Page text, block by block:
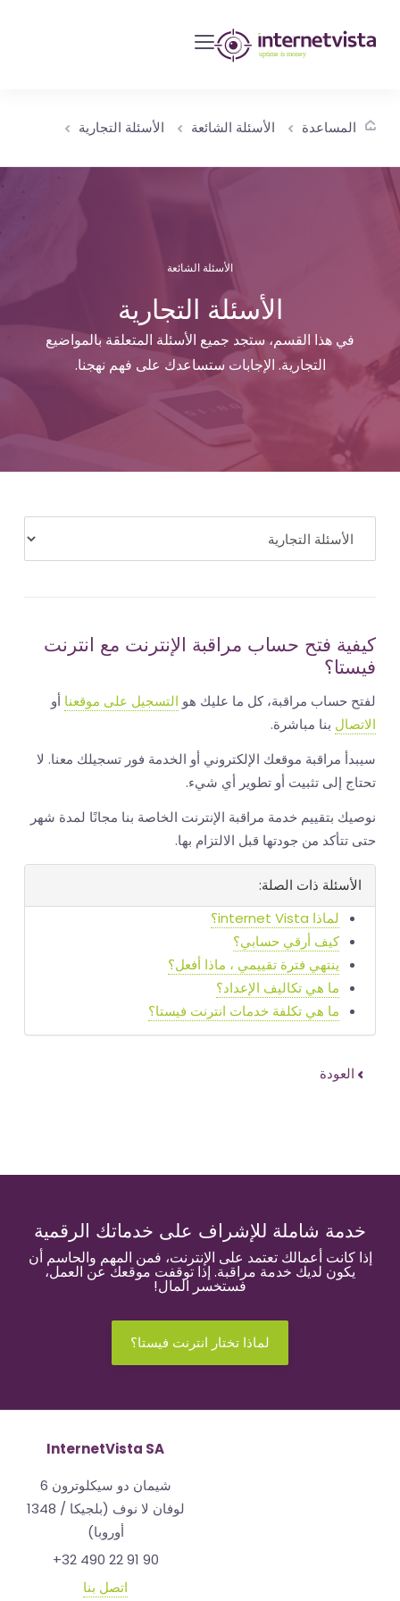
مراقبة
-
مراقبة
مواقع
مدة
التشغيل
هو
المال
المساعدة الأسئلة الشائعة الأسئلة التجارية
الأسئلة الشائعة
الأسئلة التجارية
في هذا القسم، ستجد جميع الأسئلة المتعلقة بالمواضيع
التجارية. الإجابات ستساعدك على فهم نهجنا.
كيفية فتح حساب مراقبة الإنترنت مع انترنت
فيستا؟
لفتح حساب مراقبة، كل ما عليك هو التسجيل على موقعنا أو
الاتصال بنا مباشرة.
سيبدأ مراقبة موقعك الإلكتروني أو الخدمة فور تسجيلك معنا. لا
تحتاج إلى تثبيت أو تطوير أي شيء.
نوصيك بتقييم خدمة مراقبة الإنترنت الخاصة بنا مجانًا لمدة شهر
حتى تتأكد من جودتها قبل الالتزام بها.
الأسئلة ذات الصلة:
لماذا internet Vista؟
كيف أرقي حسابي؟
ينتهي فترة تقييمي ، ماذا أفعل؟
ما هي تكاليف الإعداد؟
ما هي تكلفة خدمات انترنت فيستا؟
العودة
خدمة شاملة للإشراف على خدماتك الرقمية
إذا كانت أعمالك تعتمد على الإنترنت، فمن المهم والحاسم أن
يكون لديك خدمة مراقبة. إذا توقفت موقعك عن العمل،
فستخسر المال!
لماذا تختار انترنت فيستا؟
InternetVista SA
شيمان دو سيكلوترون 6
1348 لوفان لا نوف (بلجيكا /
أوروبا)
+32 490 22 91 90
اتصل بنا